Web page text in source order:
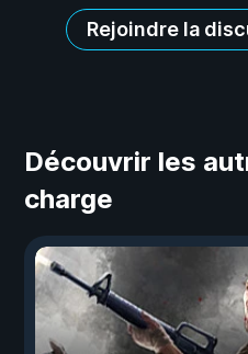
Rejoindre la
Découvrir les
charge